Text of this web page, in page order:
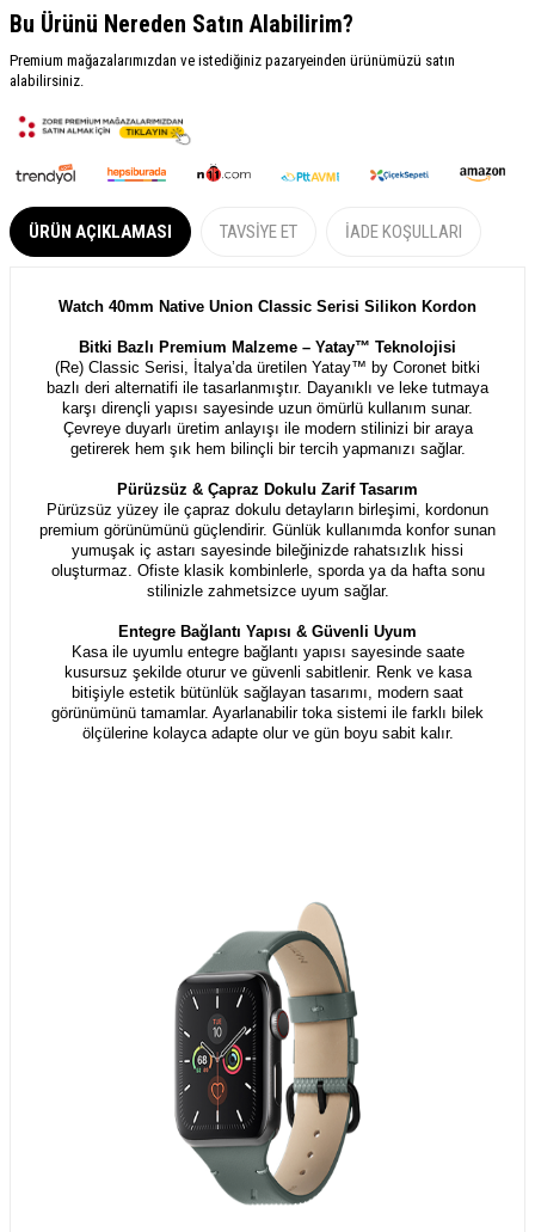
Bu Ürünü Nereden Satın Alabilirim?
Premium mağazalarımızdan ve istediğiniz pazaryeinden ürünümüzü satın
alabilirsiniz.
ÜRÜN AÇIKLAMASI TAVSIYE ET İADE KOŞULLARI
Watch 40mm Native Union Classic Serisi Silikon Kordon
Bitki Bazlı Premium Malzeme – Yatay™ Teknolojisi
(Re) Classic Serisi, İtalya’da üretilen Yatay™ by Coronet bitki
bazlı deri alternatifi ile tasarlanmıştır. Dayanıklı ve leke tutmaya
karşı dirençli yapısı sayesinde uzun ömürlü kullanım sunar.
Çevreye duyarlı üretim anlayışı ile modern stilinizi bir araya
getirerek hem şık hem bilinçli bir tercih yapmanızı sağlar.
Pürüzsüz & Çapraz Dokulu Zarif Tasarım
Pürüzsüz yüzey ile çapraz dokulu detayların birleşimi, kordonun
premium görünümünü güçlendirir. Günlük kullanımda konfor sunan
yumuşak iç astarı sayesinde bileğinizde rahatsızlık hissi
oluşturmaz. Ofiste klasik kombinlerle, sporda ya da hafta sonu
stilinizle zahmetsizce uyum sağlar.
Entegre Bağlantı Yapısı & Güvenli Uyum
Kasa ile uyumlu entegre bağlantı yapısı sayesinde saate
kusursuz şekilde oturur ve güvenli sabitlenir. Renk ve kasa
bitişiyle estetik bütünlük sağlayan tasarımı, modern saat
görünümünü tamamlar. Ayarlanabilir toka sistemi ile farklı bilek
ölçülerine kolayca adapte olur ve gün boyu sabit kalır.